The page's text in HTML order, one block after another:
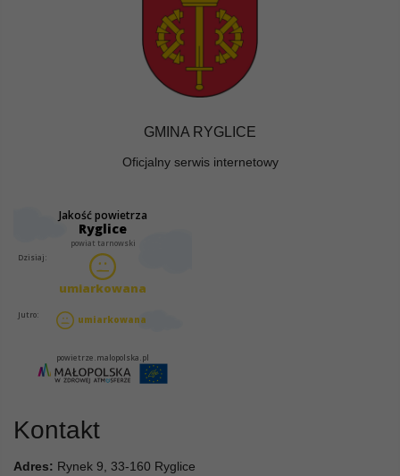
GMINA RYGLICE
Oficjalny serwis internetowy
Kontakt
Adres: Rynek 9, 33-160 Ryglice